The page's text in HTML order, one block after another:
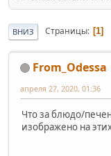
ВНИЗ Страницы 1
From_Odessa
апреля 27, 2020, 01:36
Что за блюдо/
изображено на